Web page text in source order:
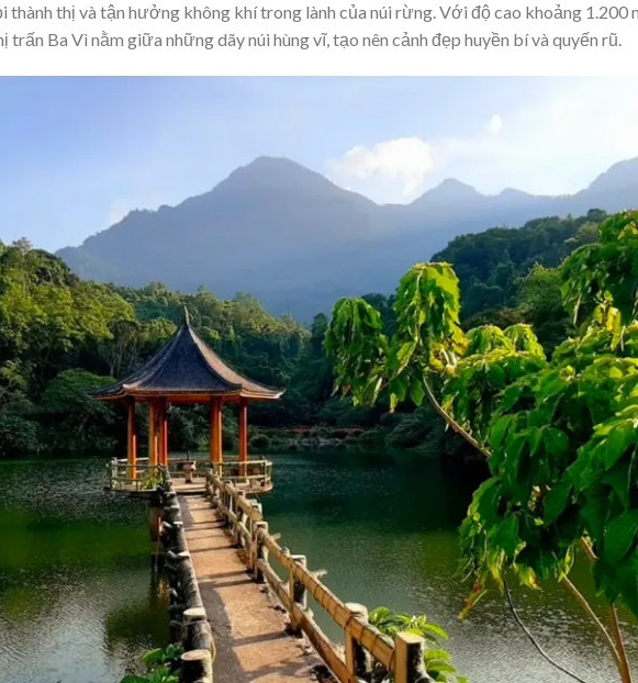
thành thị và tận hưởng không khí trong lành của núi rừng. Với độ cao khoảng 1.200
Ba Vì nằm giữa những dãy núi hùng vĩ, tạo nên cảnh đẹp huyền bí và quyến rũ.